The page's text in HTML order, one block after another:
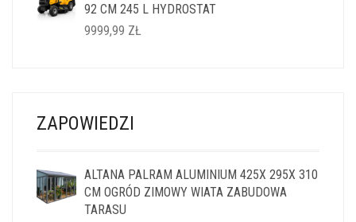
14999,99 ZŁ.11999,99 ZŁ.
92 CM 245 L HYDROSTAT
9999,99 ZŁ
ZAPOWIEDZI
ALTANA PALRAM ALUMINIUM 425X 295X 310
CM OGRÓD ZIMOWY WIATA ZABUDOWA
TARASU